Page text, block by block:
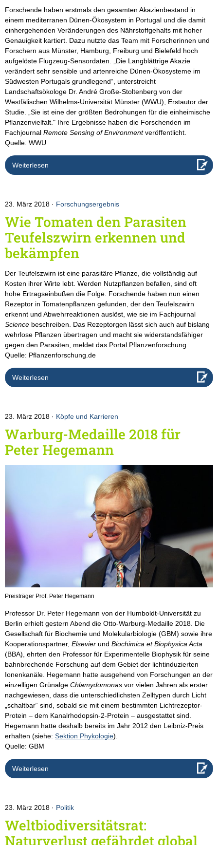
Forschende haben erstmals den gesamten Akazienbestand in
einem mediterranen Dünen-Ökosystem in Portugal und die damit
einhergehenden Veränderungen des Nährstoffgehalts mit hoher
Genauigkeit kartiert. Dazu nutzte das Team mit Forscherinnen und
Forschern aus Münster, Hamburg, Freiburg und Bielefeld hoch
aufgelöste Flugzeug-Sensordaten. „Die Langblättrige Akazie
verändert sehr sensible und artenreiche Dünen-Ökosysteme im
Südwesten Portugals grundlegend“, unterstreicht
Landschaftsökologe Dr. André Große-Stoltenberg von der
Westfälischen Wilhelms-Universität Münster (WWU), Erstautor der
Studie. „Sie ist eine der größten Bedrohungen für die einheimische
Pflanzenvielfalt." Ihre Ergebnisse haben die Forschenden im
Fachjournal Remote Sensing of Environmentveröffentlicht.
Quelle: WWU
Weiterlesen
23. März 2018 Forschungsergebnis
Wie Tomaten den Parasiten
Teufelszwirn erkennen und
bekämpfen
Der Teufelszwirn ist eine parasitäre Pflanze, die vollständig auf
Kosten ihrer Wirte lebt. Werden Nutzpflanzen befallen, sind oft
hohe Ertragseinbußen die Folge. Forschende haben nun einen
Rezeptor in Tomatenpflanzen gefunden, der den Teufelszwirn
erkennt und Abwehrreaktionen auslöst, wie sie im Fachjournal
Science beschreiben. Das Rezeptorgen lässt sich auch auf bislang
wehrlose Pflanzen übertragen und macht sie widerstandsfähiger
gegen den Parasiten, meldet das Portal Pflanzenforschung.
Quelle: Pflanzenforschung.de
Weiterlesen
23. März 2018 Köpfe und Karrieren
Warburg-Medaille 2018 für
Peter Hegemann
Preisträger Prof. Peter Hegemann
Professor Dr. Peter Hegemann von der Humboldt-Universität zu
Berlin erhielt gestern Abend die Otto-Warburg-Medaille 2018. Die
Gesellschaft für Biochemie und Molekularbiologie (GBM) sowie ihre
Kooperationspartner, Elsevier und Biochimica et Biophysica Acta
(BBA), ehrten den Professor für Experimentelle Biophysik für seine
bahnbrechende Forschung auf dem Gebiet der lichtinduzierten
Ionenkanäle. Hegemann hatte ausgehend von Forschungen an der
einzelligen Grünalge Chlamydomonas vor vielen Jahren als erster
nachgewiesen, dass die unterschiedlichsten Zelltypen durch Licht
„schaltbar“ sind, sobald sie mit einem bestimmten Lichtrezeptor-
Protein – dem Kanalrhodopsin-2-Protein – ausgestattet sind.
Hegemann hatte deshalb bereits im Jahr 2012 den Leibniz-Preis
erhalten (siehe: Sektion Phykologie).
Quelle: GBM
Weiterlesen
23. März 2018 Politik
Weltbiodiversitätsrat:
Naturverlust gefährdet global